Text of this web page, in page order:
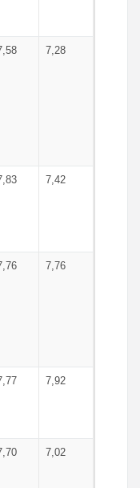
7,28
7,42
7,76
7,92
7,02